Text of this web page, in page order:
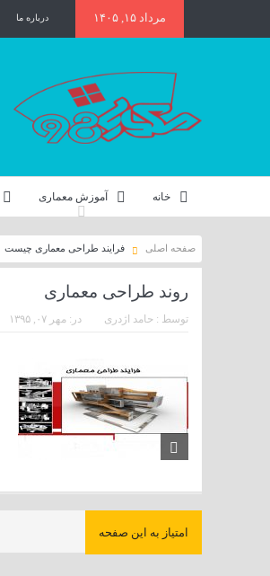
مرداد ۱۵, ۱۴۰۵ درباره ما
خانه آموزش معماری
صفحه اصلی فرایند طراحی معماری چیست
روند طراحی معماری
توسط :حامد اژدری در:مهر ۰۷, ۱۳۹۵
امتیاز به این صفحه